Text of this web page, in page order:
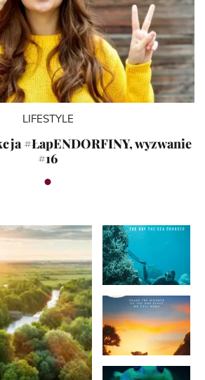
LIFESTYLE
#ŁapENDORFINY, wyzwanie
#16